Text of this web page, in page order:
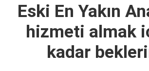
Eski En Yakın
hizmeti almak
kadar